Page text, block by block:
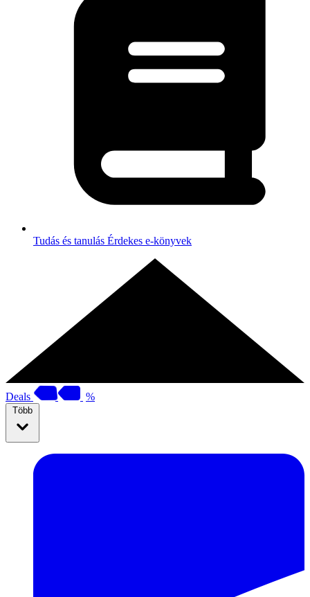
Tudás és tanulás Érdekes e-könyvek
Deals %
Több